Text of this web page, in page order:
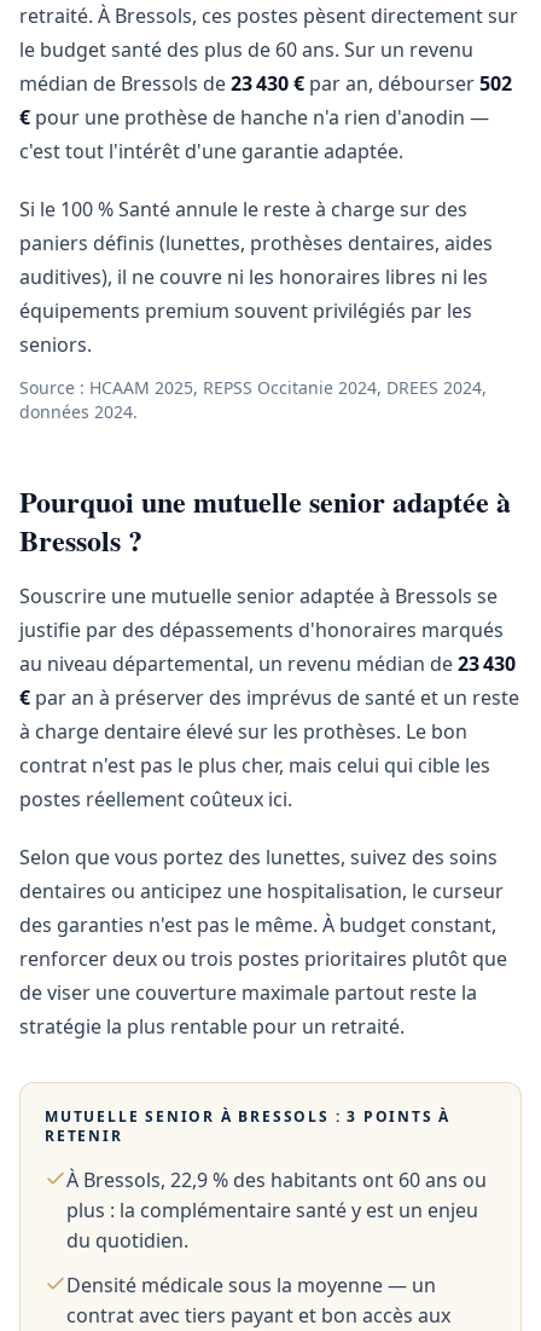
retraité. À Bressols, ces postes pèsent directement sur
le budget santé des plus de 60 ans. Sur un revenu
médian de Bressols de23 430 € par an, débourser502
€ pour une prothèse de hanche n'a rien d'anodin —
c'est tout l'intérêt d'une garantie adaptée.
Si le 100 % Santé annule le reste à charge sur des
paniers définis (lunettes, prothèses dentaires, aides
auditives), il ne couvre ni les honoraires libres ni les
équipements premium souvent privilégiés par les
seniors.
Source : HCAAM 2025, REPSS Occitanie 2024, DREES 2024,
données 2024.
Pourquoi une mutuelle senior adaptée à
Bressols ?
Souscrire une mutuelle senior adaptée à Bressols se
justifie par des dépassements d'honoraires marqués
au niveau départemental, un revenu médian de23 430
€ par an à préserver des imprévus de santé et un reste
à charge dentaire élevé sur les prothèses. Le bon
contrat n'est pas le plus cher, mais celui qui cible les
postes réellement coûteux ici.
Selon que vous portez des lunettes, suivez des soins
dentaires ou anticipez une hospitalisation, le curseur
des garanties n'est pas le même. À budget constant,
renforcer deux ou trois postes prioritaires plutôt que
de viser une couverture maximale partout reste la
stratégie la plus rentable pour un retraité.
MUTUELLE SENIOR À BRESSOLS : 3 POINTS À
RETENIR
À Bressols, 22,9 % des habitants ont 60 ans ou
plus : la complémentaire santé y est un enjeu
du quotidien.
Densité médicale sous la moyenne — un
contrat avec tiers payant et bon accès aux